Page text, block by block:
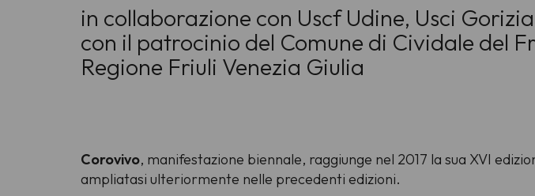
in collaborazione con Uscf Udine, Usci
con il patrocinio del Comune di Cividale del
Regione Friuli Venezia Giulia
Corovivo, manifestazione biennale, raggiunge nel 2017 la sua XVI
ampliatasi ulteriormente nelle precedenti edizioni.